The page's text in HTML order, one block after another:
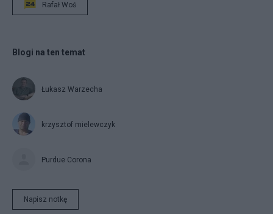
Rafał Woś
Blogi na ten temat
Łukasz Warzecha
krzysztof mielewczyk
Purdue Corona
Napisz notkę